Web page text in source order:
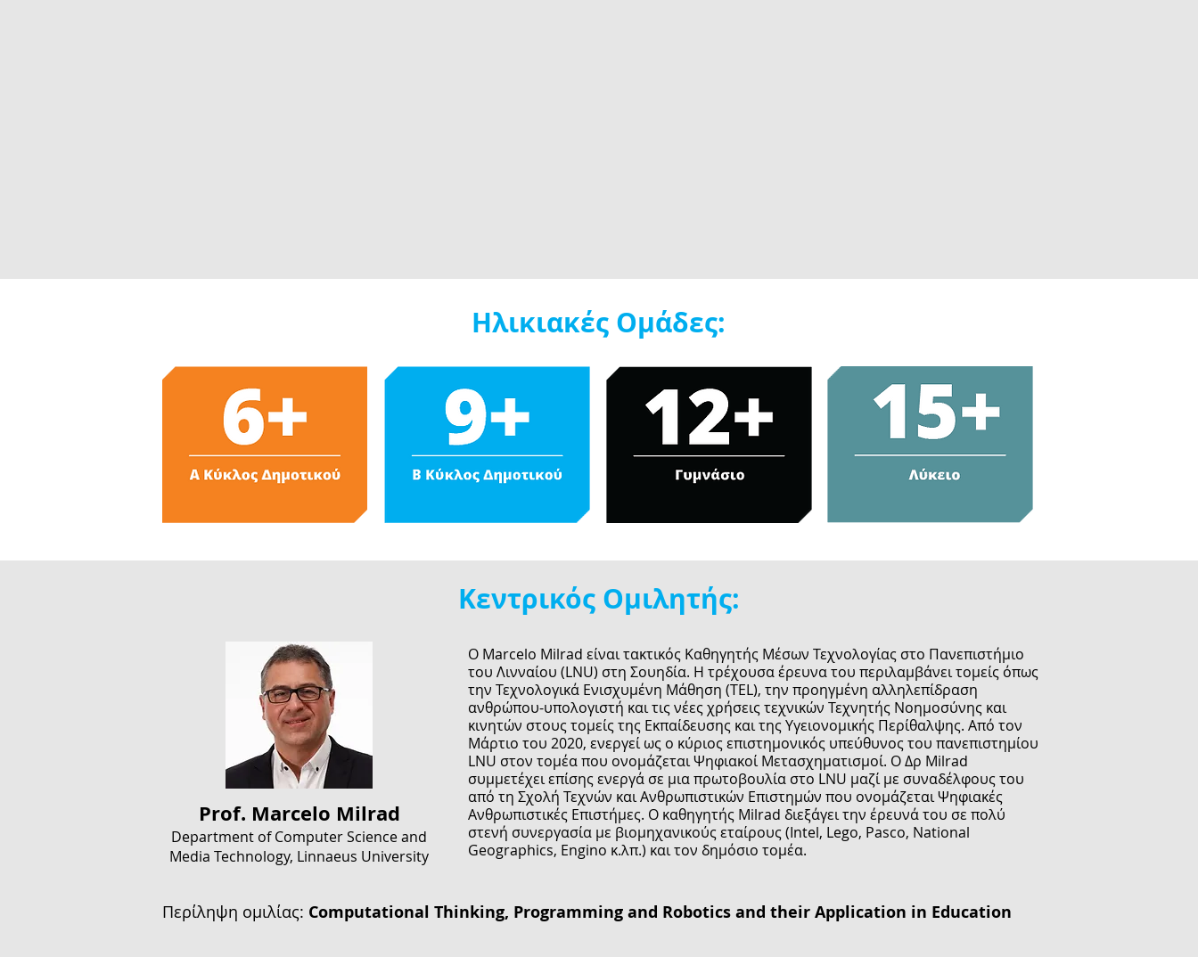
Ηλικιακές Ομάδες:
Κεντρικός Ομιλητής:
Prof. Marcelo Milrad
Department of Computer Science and
Media Technology, Linnaeus University
Ο Marcelo Milrad είναι τακτικός Καθηγητής Μέσων Τεχνολογίας στο Πανεπιστήμιο
του Λινναίου (LNU) στη Σουηδία. Η τρέχουσα έρευνα του περιλαμβάνει τομείς όπως
την Τεχνολογικά Ενισχυμένη Μάθηση (TEL), την προηγμένη αλληλεπίδραση
ανθρώπου-υπολογιστή και τις νέες χρήσεις τεχνικών Τεχνητής Νοημοσύνης και
κινητών στους τομείς της Εκπαίδευσης και της Υγειονομικής Περίθαλψης. Από τον
Μάρτιο του 2020, ενεργεί ως ο κύριος επιστημονικός υπεύθυνος του πανεπιστημίου
LNU στον τομέα που ονομάζεται Ψηφιακοί Μετασχηματισμοί. Ο Δρ Milrad
συμμετέχει επίσης ενεργά σε μια πρωτοβουλία στο LNU μαζί με συναδέλφους του
από τη Σχολή Τεχνών και Ανθρωπιστικών Επιστημών που ονομάζεται Ψηφιακές
Ανθρωπιστικές Επιστήμες. Ο καθηγητής Milrad διεξάγει την έρευνά του σε πολύ
στενή συνεργασία με βιομηχανικούς εταίρους (Intel, Lego, Pasco, National
Geographics, Engino κ.λπ.) και τον δημόσιο τομέα.
Περίληψη ομιλίας: Computational Thinking, Programming and Robotics and their Application in Education